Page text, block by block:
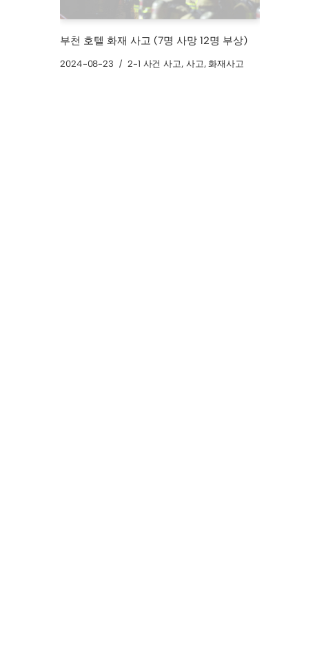
부천 호텔 화재 사고 (7명 사망 12명 부상)
2024-08-23 2-1 사건 사고 , 사고 , 화재사고